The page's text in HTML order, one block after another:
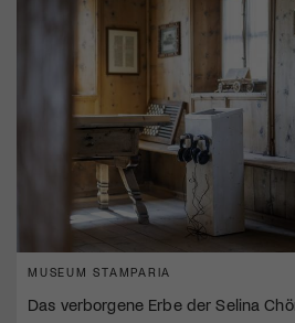
MUSEUM STAMPARIA
Das verborgene Erbe der Selina